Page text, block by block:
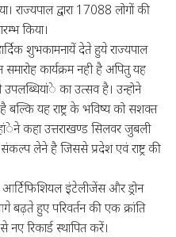
राज्यपाल द्वारा 17088 लोगों की
किया।
शुभकामनायें देते हुये राज्यपाल
कार्यक्रम नही है अपितु यह
उपलब्धियांे का उत्सव है। उन्होने
यह राष्ट्र के भविष्य को सशक्त
कहा उत्तराखण्ड सिलवर जुबली
लेने है जिससे प्रदेश एवं राष्ट्र की
आर्टिफिशियल इंटेलीजेंस और ड्रोन
हुए परिवर्तन की एक क्रांति
नए रिकार्ड स्थापित करें।